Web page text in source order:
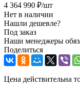
4 364 990 ₽/шт
Нет в наличии
Нашли дешевле?
Под заказ
Наши менеджеры
Поделиться
Цена действительна